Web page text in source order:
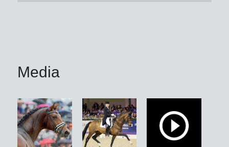
en het karakter van Escolar’s
zij zeer succesvol zijn onder jonge
ruiters. Twee sprekende voorbeelden
zijn Espe met de Britse Annabella
Media